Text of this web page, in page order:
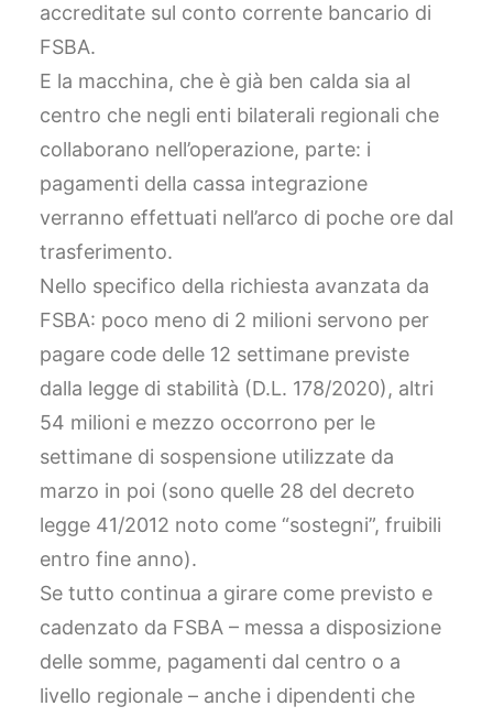
accreditate sul conto corrente bancario di
FSBA.
E la macchina, che è già ben calda sia al
centro che negli enti bilaterali regionali che
collaborano nell’operazione, parte: i
pagamenti della cassa integrazione
verranno effettuati nell’arco di poche ore dal
trasferimento.
Nello specifico della richiesta avanzata da
FSBA: poco meno di 2 milioni servono per
pagare code delle 12 settimane previste
dalla legge di stabilità (D.L. 178/2020), altri
54 milioni e mezzo occorrono per le
settimane di sospensione utilizzate da
marzo in poi (sono quelle 28 del decreto
legge 41/2012 noto come “sostegni”, fruibili
entro fine anno).
Se tutto continua a girare come previsto e
cadenzato da FSBA – messa a disposizione
delle somme, pagamenti dal centro o a
livello regionale – anche i dipendenti che